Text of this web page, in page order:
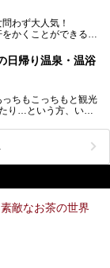
わず大人気！
かくことができるの
気の京都。
ってリフレッシュす
ックアップしてご紹
日帰り温泉・温浴
ちもこっちもと観光
り…という方、いま
は、市内にも郊外に
そこで、日帰り利用
めてみました。
敵なお茶の世界